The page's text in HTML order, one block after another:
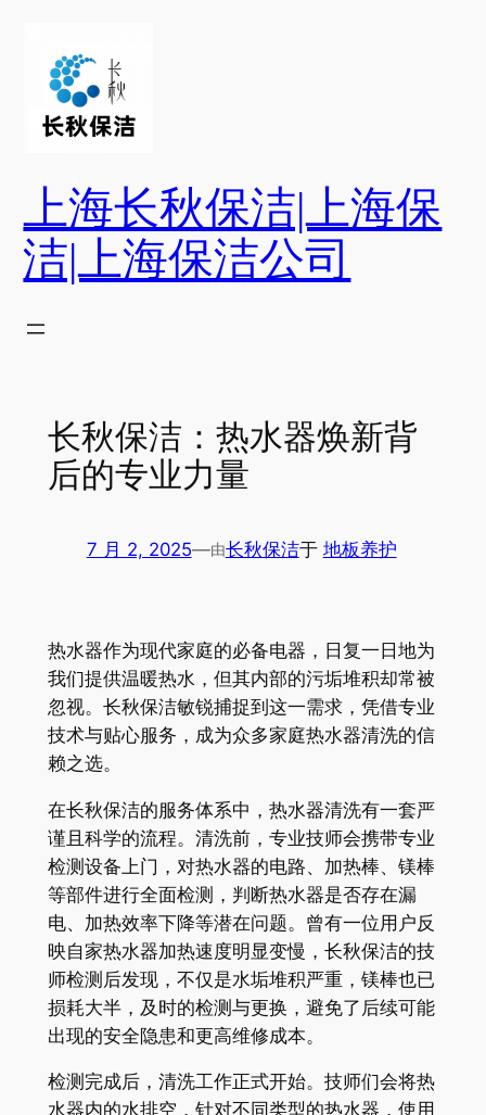
上海长秋保洁|上海保
洁|上海保洁公司
长秋保洁：热水器焕新背
后的专业力量
7 月 2, 2025—由长秋保洁于 地板养护
热水器作为现代家庭的必备电器，日复一日地为
我们提供温暖热水，但其内部的污垢堆积却常被
忽视。长秋保洁敏锐捕捉到这一需求，凭借专业
技术与贴心服务，成为众多家庭热水器清洗的信
赖之选。
在长秋保洁的服务体系中，热水器清洗有一套严
谨且科学的流程。清洗前，专业技师会携带专业
检测设备上门，对热水器的电路、加热棒、镁棒
等部件进行全面检测，判断热水器是否存在漏
电、加热效率下降等潜在问题。曾有一位用户反
映自家热水器加热速度明显变慢，长秋保洁的技
师检测后发现，不仅是水垢堆积严重，镁棒也已
损耗大半，及时的检测与更换，避免了后续可能
出现的安全隐患和更高维修成本。
检测完成后，清洗工作正式开始。技师们会将热
水器内的水排空，针对不同类型的热水器，使用